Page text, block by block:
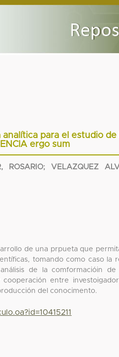
para el estudio de
ergo sum
ROSARIO; VELAZQUEZ
de una prpueta que
tomando como caso la
de la comformacióin
entre
del conocimento.